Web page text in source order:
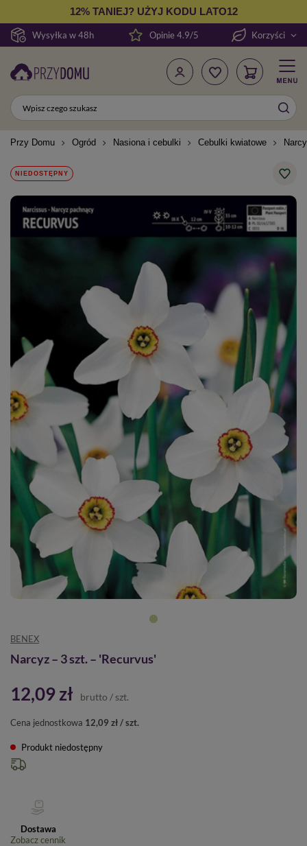
Wysyłka w 48h
12% TANIEJ? UŻYJ KODU LATO12
Opinie 4.9/5 Korzyści
Przy Domu Ogród Nasiona i cebulki Cebulki kwiatowe
NIEDOSTĘPNY
BENEX
Narcyz – 3 szt. – 'Recurvus'
12,09 zł brutto / szt.
Cena jednostkowa 12,09 zł / szt.
Produkt niedostępny
Dostawa
Zobacz cennik